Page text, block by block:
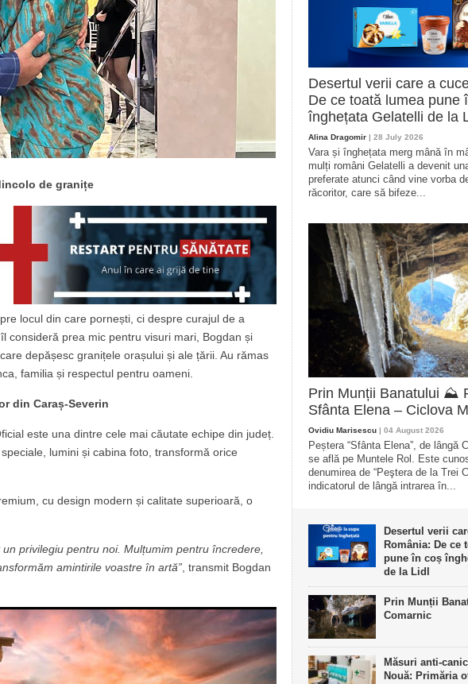
de granițe
locul din care pornești, ci despre curajul de a
consideră prea mic pentru visuri mari, Bogdan și
depășesc granițele orașului și ale țării. Au rămas
familia și respectul pentru oameni.
din Caraș-Severin
este una dintre cele mai căutate echipe din județ.
lumini și cabina foto, transformă orice
cu design modern și calitate superioară, o
privilegiu pentru noi. Mulțumim pentru încredere,
amintirile voastre în artă” , transmit Bogdan
Desertul verii care a
De ce toată lumea pune
înghețata Gelatelli de la
Alina Dragomir | 28 July 2026
Vara și înghețata merg mână în
mulți români Gelatelli a devenit
preferate atunci când vine vorba
răcoritor, care să bifeze...
Prin Munții Banatului ⛰️
Sfânta Elena – Ciclova
Ovidiu Marisescu | 04 August 2026
Peștera “Sfânta Elena”, de lângă
se află pe Muntele Rol. Este
denumirea de “Peştera de la Trei
indicatorul de lângă intrarea în...
Desertul verii
România: De ce
pune în coș
de la Lidl
Prin Munții
Comarnic
Măsuri anti-
Nouă: Primăria